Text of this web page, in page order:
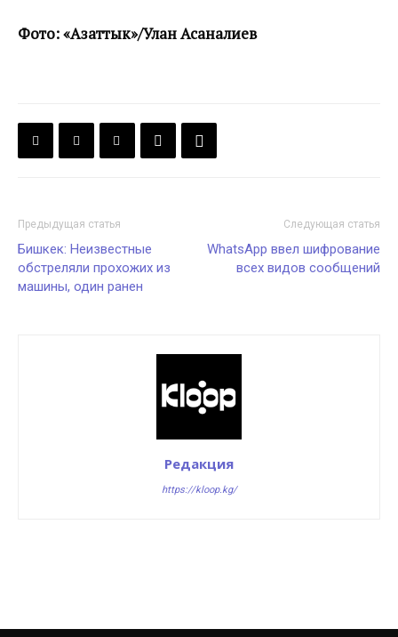
Фото: «Азаттык»/Улан Асаналиев
Предыдущая статья
Бишкек: Неизвестные
обстреляли прохожих из
машины, один ранен
Следующая статья
WhatsApp ввел шифрование
всех видов сообщений
Редакция
https://kloop.kg/